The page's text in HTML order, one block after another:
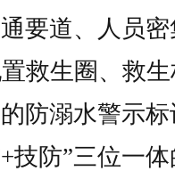
要道、人员
救生圈、救
防溺水警示
技防”三位一